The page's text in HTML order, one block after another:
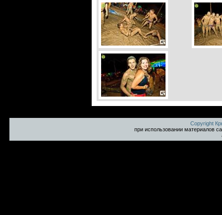
Copyright
при использовании материалов